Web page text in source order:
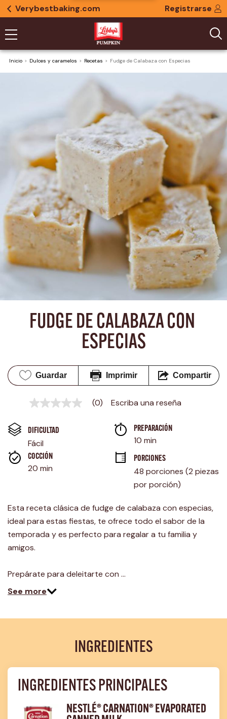
Verybestbaking.com Registrarse
Inicio Dulces y caramelos Recetas Fudge de Calabaza con Especias
FUDGE DE CALABAZA CON
ESPECIAS
Guardar Imprimir Compartir
Sin
en
la
misma
página.
(0) Escriba una reseña
DIFICULTAD
Fácil
PREPARACIÓN
10 min
COCCIÓN
20 min
PORCIONES
48 porciones (2 piezas
por porción)
Esta receta clásica de fudge de calabaza con especias,
ideal para estas fiestas, te ofrece todo el sabor de la
temporada y es perfecto para regalar a tu familia y
amigos.
Prepárate para deleitarte con …
See more
INGREDIENTES
INGREDIENTES PRINCIPALES
NESTLÉ® CARNATION® EVAPORATED